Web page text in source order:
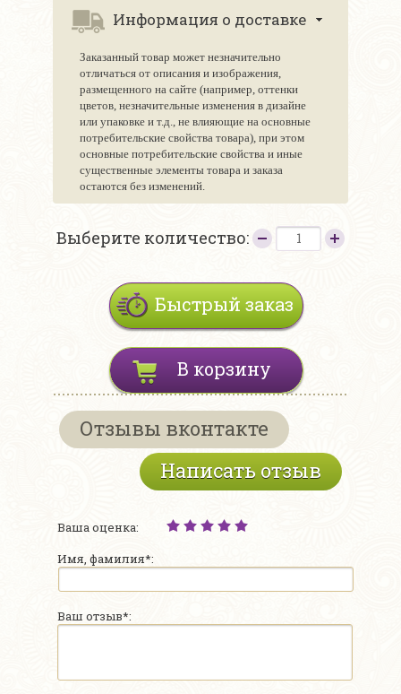
Информация о доставке
Заказанный товар может незначительно
отличаться от описания и изображения,
размещенного на сайте (например, оттенки
цветов, незначительные изменения в дизайне
или упаковке и т.д., не влияющие на основные
потребительские свойства товара), при этом
основные потребительские свойства и иные
существенные элементы товара и заказа
остаются без изменений.
Выберите количество:
Быстрый заказ
В корзину
Отзывы вконтакте
Написать отзыв
Ваша оценка:
Имя, фамилия*:
Ваш отзыв*: